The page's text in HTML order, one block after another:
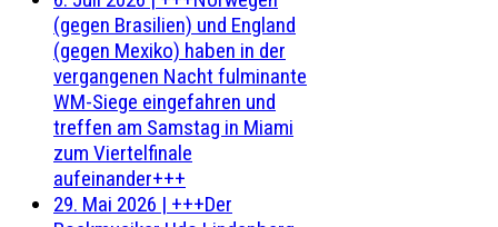
(gegen Brasilien) und England
(gegen Mexiko) haben in der
vergangenen Nacht fulminante
WM-Siege eingefahren und
treffen am Samstag in Miami
zum Viertelfinale
aufeinander+++
29. Mai 2026 | +++Der